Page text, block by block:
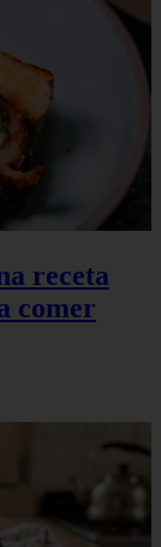
receta
comer